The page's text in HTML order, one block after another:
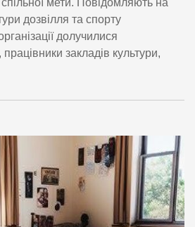
спільної мети. Повідомляють на
дозвілля та спорту
долучилися
працівники закладів культури,